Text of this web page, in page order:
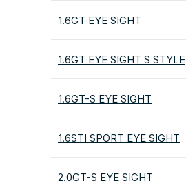
1.6GT EYE SIGHT
1.6GT EYE SIGHT S STYLE
1.6GT-S EYE SIGHT
1.6STI SPORT EYE SIGHT
2.0GT-S EYE SIGHT